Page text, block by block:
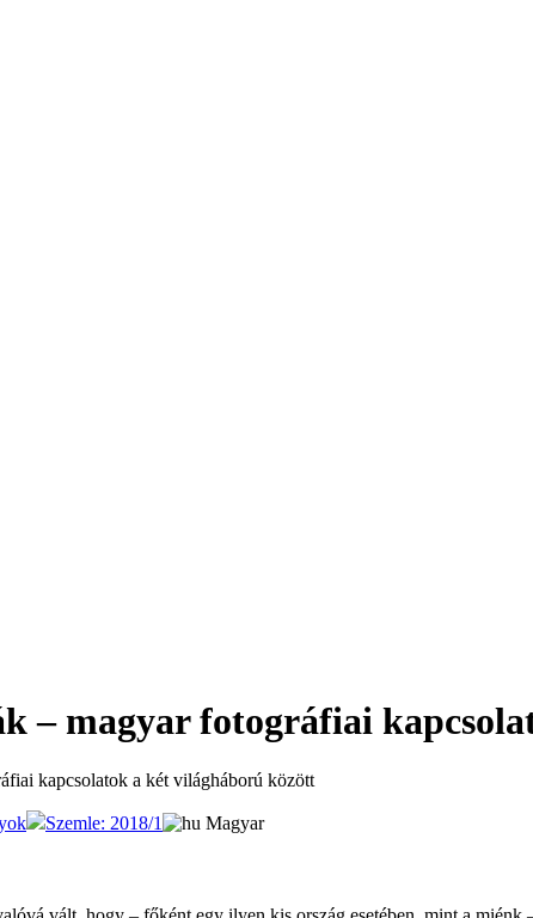
– magyar fotográfiai
kapcsolatok a két világháború között
Szemle: 2018/1 Magyar